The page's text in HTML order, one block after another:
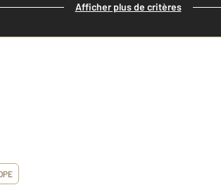
Afficher plus de critères